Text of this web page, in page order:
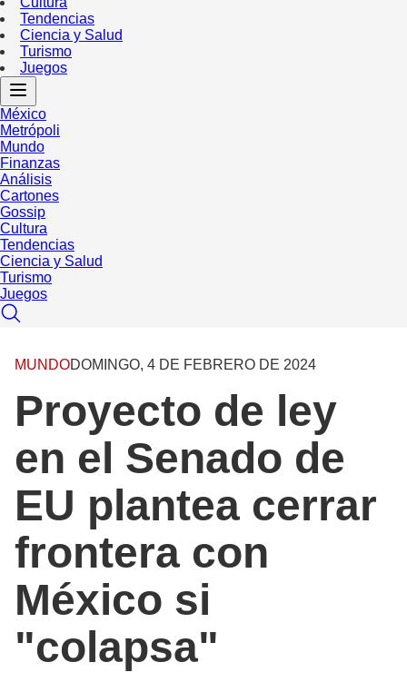
Tendencias
Ciencia y Salud
Turismo
Juegos
México
Metrópoli
Mundo
Finanzas
Análisis
Cartones
Gossip
Cultura
Tendencias
Ciencia y Salud
Turismo
Juegos
MUNDODOMINGO, 4 DE FEBRERO DE 2024
Proyecto de ley
en el Senado de
EU plantea cerrar
frontera con
México si
"colapsa"